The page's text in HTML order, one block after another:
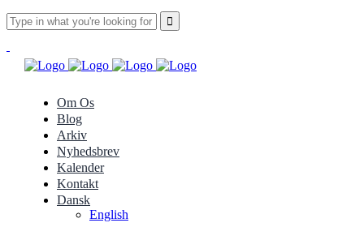
Om Os
Blog
Arkiv
Nyhedsbrev
Kalender
Kontakt
Dansk
English